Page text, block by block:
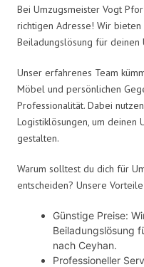
Bei Umzugsmeister Vogt
richtigen Adresse! Wir
Beiladungslösung für deinen
Unser erfahrenes Team
Möbel und persönlichen
Professionalität. Dabei
Logistiklösungen, um deinen
gestalten.
Warum solltest du dich für
entscheiden? Unsere
Günstige Preise:
Beiladungslösung
nach Ceyhan.
Professioneller